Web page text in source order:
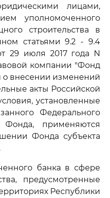
лицами,
уполномоченного
строительства в
статьями 9.2 - 9.4
29 июля 2017 года N
компании "Фонд
о внесении изменений
акты Российской
установленные
Федерального
применяются
Фонда субъекта
банка в сфере
предусмотренные
Республики